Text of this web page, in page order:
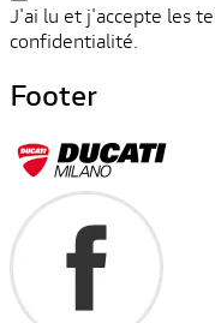
J'ai lu et j'accepte les
confidentialité.
Footer